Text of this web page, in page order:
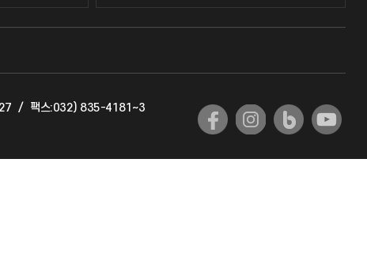
교수회
국제교류과
/ 팩스:032) 835-4181~3